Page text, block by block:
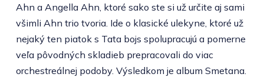
Ahn a Angella Ahn, ktoré sako ste si už určite aj sami
všimli Ahn trio tvoria. Ide o klasické ulekyne, ktoré už
nejaký ten piatok s Tata bojs spolupracujú a pomerne
veľa pôvodných skladieb prepracovali do viac
orchestreálnej podoby. Výsledkom je album Smetana.